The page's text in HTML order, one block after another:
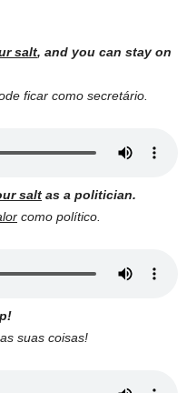
salt, and you can stay on
ficar como secretário.
salt as a politician.
como político.
as suas coisas!